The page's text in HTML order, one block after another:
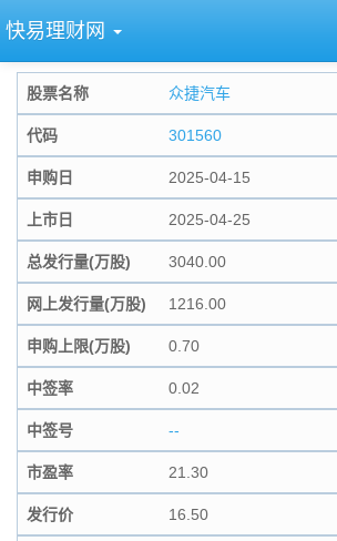
快易理财网
股票名称 众捷汽车
代码 301560
申购日 2025-04-15
上市日 2025-04-25
总发行量(万股) 3040.00
网上发行量(万股) 1216.00
申购上限(万股) 0.70
中签率 0.02
中签号 --
市盈率 21.30
发行价 16.50